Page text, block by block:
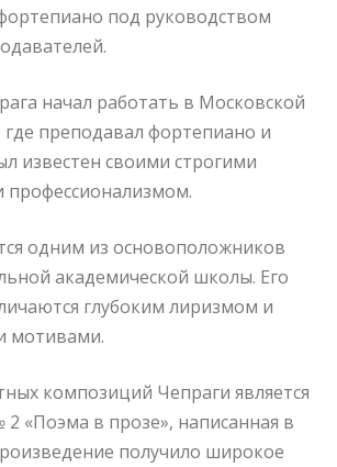
под руководством
начал работать в Московской
преподавал фортепиано и
известен своими строгими
профессионализмом.
одним из основоположников
академической школы. Его
глубоким лиризмом и
мотивами.
композиций Чепраги является
«Поэма в прозе», написанная в
получило широкое